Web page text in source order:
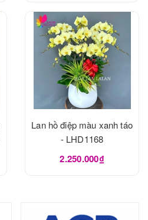
Lan hồ điệp màu xanh táo
- LHD1168
2.250.000₫